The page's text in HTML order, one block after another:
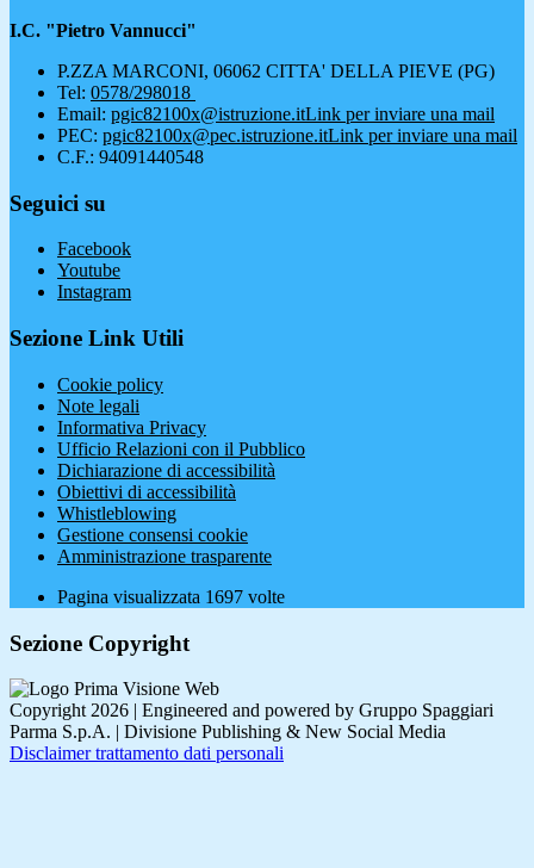
I.C. "Pietro Vannucci"
P.ZZA MARCONI, 06062 CITTA' DELLA PIEVE (PG)
Tel: 0578/298018
Email: pgic82100x@istruzione.itLink per inviare una mail
PEC: pgic82100x@pec.istruzione.itLink per inviare una mail
C.F.: 94091440548
Seguici su
Facebook
Youtube
Instagram
Sezione Link Utili
Cookie policy
Note legali
Informativa Privacy
Ufficio Relazioni con il Pubblico
Dichiarazione di accessibilità
Obiettivi di accessibilità
Whistleblowing
Gestione consensi cookie
Amministrazione trasparente
Pagina visualizzata 1697 volte
Sezione Copyright
Copyright 2026 | Engineered and powered by Gruppo Spaggiari
Parma S.p.A. | Divisione Publishing & New Social Media
Disclaimer trattamento dati personali